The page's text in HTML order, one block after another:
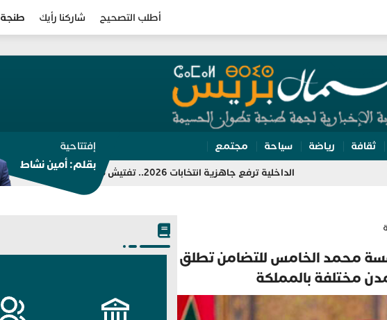
أطلب التصحيح شاركنا رأيك طنجة
ثقافة رياضة سياحة مجتمع
الداخلية ترفع جاهزية انتخابات 2026.. تفتيش مراكز الاقتراع وتعبئة 350 ألف مؤطر
إفتتاحية
بقلم: أمين نشاط
محمد الخامس للتضامن تطلق